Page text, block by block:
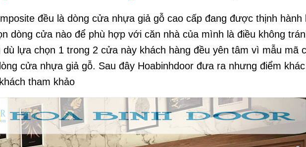
đều là dòng cửa nhựa giả gỗ cao cấp đang được thịnh hành
dòng cửa nào để phù hợp với căn nhà của mình là điều không
lựa chọn 1 trong 2 cửa này khách hàng đều yên tâm vì mẫu mã
cửa nhựa giả gỗ. Sau đây Hoabinhdoor đưa ra nhưng điểm
tham khảo